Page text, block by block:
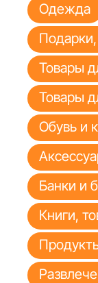
Одежда
Товары
Товары
Обувь и
Банки и
Книги,